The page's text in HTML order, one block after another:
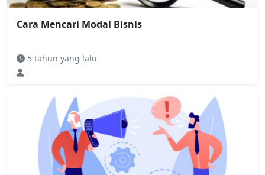
Cara Mencari Modal Bisnis
5 tahun yang lalu
-